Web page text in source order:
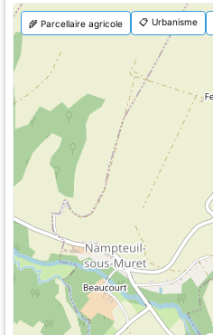
🌾 Parcellaire agricole 📋 Urbanisme